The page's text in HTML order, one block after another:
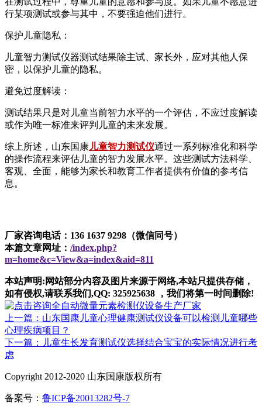
行某项测试或参与其中，不要强迫他们进行。
保护儿童隐私：
儿童智力测试仪器测试结果除主试、家长外，应对其他人保
密，以保护儿童的隐私。
避免过度解读：
测试结果只是对儿童当前智力水平的一个评估，不应过度解读
或作为唯一标准来评判儿童的未来发展。
综上所述，山东国康儿童智力测试仪通过一系列标准化和科学
的操作流程来评估儿童的智力发展水平。这些测试方法科学、
客观、全面，能够为家长和教育工作者提供有价值的参考信
息。
厂家咨询电话：136 1637 9298（微信同号）
本篇文章网址： /index.php?
m=home&c=View&a=index&aid=811
本站声明:网站部分内容及图片来源于网络,本站只提供存储，
如有侵权,请联系我们,QQ: 325925638 ，我们将第一时间删除!
上一篇：山东国康儿童心理健康测试仪设备可以检测儿童哪些
心理疾病项目？
下一篇：儿童生长发育测试仪选择结合宝宝的实际情况进行考
虑
Copyright 2012-2020 山东国康版权所有
备案号： 鲁ICP备20013282号-7